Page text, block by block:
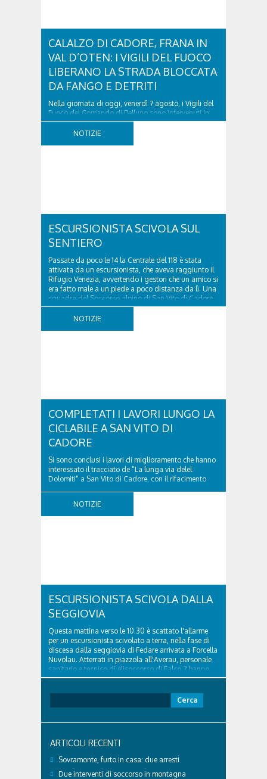
CALALZO DI CADORE, FRANA IN
VAL D’OTEN: I VIGILI DEL FUOCO
LIBERANO LA STRADA BLOCCATA
DA FANGO E DETRITI
Nella giornata di oggi, venerdì 7 agosto, i Vigili del
Fuoco del Comando di Belluno sono intervenuti in
località Diassa, in Val d’Oten, nel comune di Calalzo
di Cadore, per liberare una strada rimasta bloccata
NOTIZIE
ESCURSIONISTA SCIVOLA SUL
SENTIERO
Passate da poco le 14 la Centrale del 118 è stata
attivata da un escursionista, che aveva raggiunto il
Rifugio Venezia, avvertendo i gestori che un amico si
era fatto male a un piede a poco distanza da lì. Una
squadra del Soccorso alpino di San Vito di Cadore
ha quindi raggiunto l'infortunato...
NOTIZIE
COMPLETATI I LAVORI LUNGO LA
CICLABILE A SAN VITO DI
CADORE
Si sono conclusi i lavori di miglioramento che hanno
interessato il tracciato de "La lunga via delel
Dolomiti" a San Vito di Cadore, con il rifacimento
appositi dissuasori in corrispondenza...
NOTIZIE
ESCURSIONISTA SCIVOLA DALLA
SEGGIOVIA
Questa mattina verso le 10.30 è scattato l'allarme
per un escursionista scivolato a terra, nella fase di
discesa dalla seggiovia di Fedare arrivata a Forcella
Nuvolau. Atterrati in piazzola all'Averau, personale
sanitario e tecnico di elisoccorso di Falco 2 hanno
raggiunto il 74enne di Teolo...
per:
ARTICOLI RECENTI
Sovramonte, furto in casa: due arresti
Due interventi di soccorso in montagna